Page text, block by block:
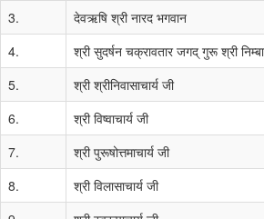
3.
देवऋषि श्री नारद भगवान
4.
श्री सुदर्षन चक्रावतार जगद् गुरू श्री
5.
श्री श्रीनिवासाचार्य जी
6.
श्री विष्वाचार्य जी
7.
श्री पुरूषोत्तमाचार्य जी
8.
श्री विलासाचार्य जी